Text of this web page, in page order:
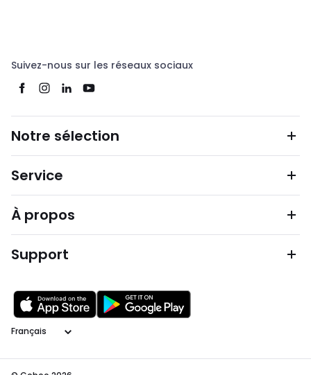
Suivez-nous sur les réseaux sociaux
Notre sélection
Service
À propos
Support
Langage